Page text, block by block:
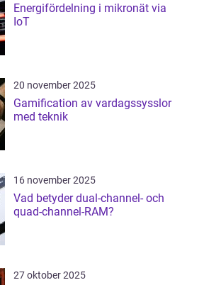
Energifördelning i mikronät via
IoT
20 november 2025
Gamification av vardagssysslor
med teknik
16 november 2025
Vad betyder dual-channel- och
quad-channel-RAM?
27 oktober 2025